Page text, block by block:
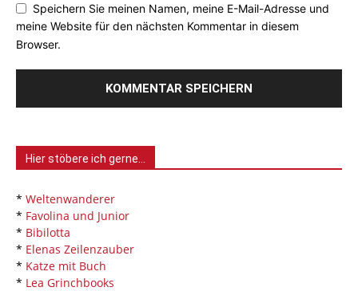
Speichern Sie meinen Namen, meine E-Mail-Adresse und
meine Website für den nächsten Kommentar in diesem
Browser.
Hier stöbere ich gerne…
* Weltenwanderer
* Favolina und Junior
* Bibilotta
* Elenas Zeilenzauber
* Katze mit Buch
* Lea Grinchbooks